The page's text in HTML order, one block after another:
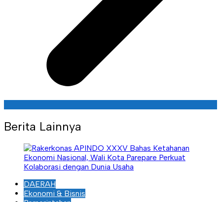
Berita Lainnya
DAERAH
Ekonomi & Bisnis